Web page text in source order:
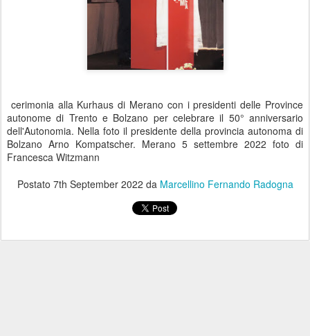
cerimonia alla Kurhaus di Merano con i presidenti delle Province
autonome di Trento e Bolzano per celebrare il 50° anniversario
dell'Autonomia. Nella foto il presidente della provincia autonoma di
Bolzano Arno Kompatscher. Merano 5 settembre 2022 foto di
Francesca Witzmann
Postato 7th September 2022 da Marcellino Fernando Radogna